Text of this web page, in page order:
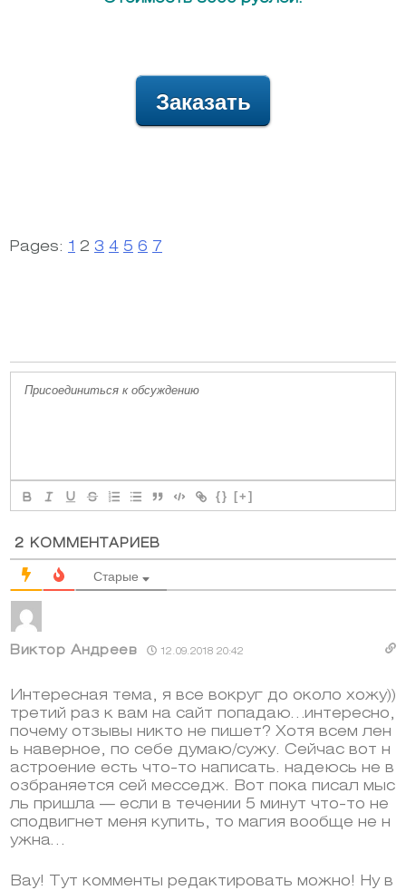
Заказать
Pages: 1 2 3 4 5 6 7
{} [+]
2 КОММЕНТАРИЕВ
Старые
Виктор Андреев 12.09.2018 20:42
Интересная тема, я все вокруг до около хожу))
третий раз к вам на сайт попадаю…интересно,
почему отзывы никто не пишет? Хотя всем лен
ь наверное, по себе думаю/сужу. Сейчас вот н
астроение есть что-то написать. надеюсь не в
озбраняется сей месседж. Вот пока писал мыс
ль пришла — если в течении 5 минут что-то не
сподвигнет меня купить, то магия вообще не н
ужна…
Вау! Тут комменты редактировать можно! Ну в